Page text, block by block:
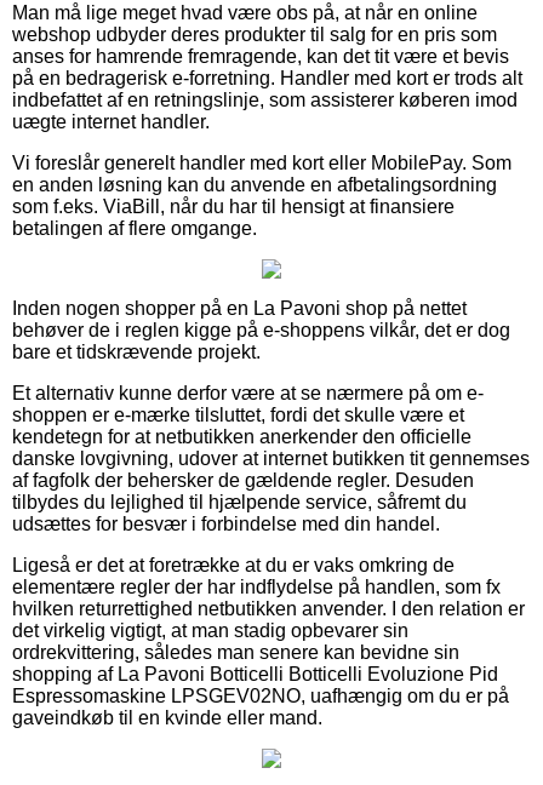
Man må lige meget hvad være obs på, at når en online
webshop udbyder deres produkter til salg for en pris som
anses for hamrende fremragende, kan det tit være et bevis
på en bedragerisk e-forretning. Handler med kort er trods alt
indbefattet af en retningslinje, som assisterer køberen imod
uægte internet handler.
Vi foreslår generelt handler med kort eller MobilePay. Som
en anden løsning kan du anvende en afbetalingsordning
som f.eks. ViaBill, når du har til hensigt at finansiere
betalingen af flere omgange.
Inden nogen shopper på en La Pavoni shop på nettet
behøver de i reglen kigge på e-shoppens vilkår, det er dog
bare et tidskrævende projekt.
Et alternativ kunne derfor være at se nærmere på om e-
shoppen er e-mærke tilsluttet, fordi det skulle være et
kendetegn for at netbutikken anerkender den officielle
danske lovgivning, udover at internet butikken tit gennemses
af fagfolk der behersker de gældende regler. Desuden
tilbydes du lejlighed til hjælpende service, såfremt du
udsættes for besvær i forbindelse med din handel.
Ligeså er det at foretrække at du er vaks omkring de
elementære regler der har indflydelse på handlen, som fx
hvilken returrettighed netbutikken anvender. I den relation er
det virkelig vigtigt, at man stadig opbevarer sin
ordrekvittering, således man senere kan bevidne sin
shopping af La Pavoni Botticelli Botticelli Evoluzione Pid
Espressomaskine LPSGEV02NO, uafhængig om du er på
gaveindkøb til en kvinde eller mand.